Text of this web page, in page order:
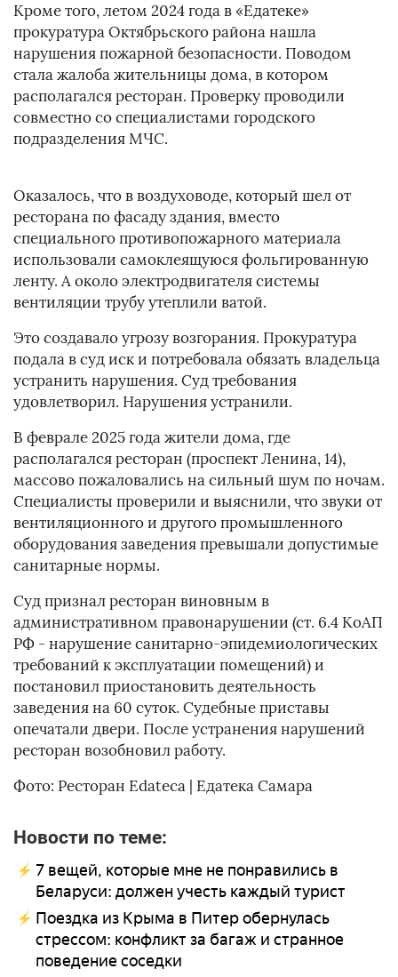
Кроме того, летом 2024 года в «Едатеке»
прокуратура Октябрьского района нашла
нарушения пожарной безопасности. Поводом
стала жалоба жительницы дома, в котором
располагался ресторан. Проверку проводили
совместно со специалистами городского
подразделения МЧС.
Оказалось, что в воздуховоде, который шел от
ресторана по фасаду здания, вместо
специального противопожарного материала
использовали самоклеящуюся фольгированную
ленту. А около электродвигателя системы
вентиляции трубу утеплили ватой.
Это создавало угрозу возгорания. Прокуратура
подала в суд иск и потребовала обязать владельца
устранить нарушения. Суд требования
удовлетворил. Нарушения устранили.
В феврале 2025 года жители дома, где
располагался ресторан (проспект Ленина, 14),
массово пожаловались на сильный шум по ночам.
Специалисты проверили и выяснили, что звуки от
вентиляционного и другого промышленного
оборудования заведения превышали допустимые
санитарные нормы.
Суд признал ресторан виновным в
административном правонарушении (ст. 6.4 КоАП
РФ - нарушение санитарно-эпидемиологических
требований к эксплуатации помещений) и
постановил приостановить деятельность
заведения на 60 суток. Судебные приставы
опечатали двери. После устранения нарушений
ресторан возобновил работу.
Фото: Ресторан Edateca | Едатека Самара
Новости по теме:
7 вещей, которые мне не понравились в
Беларуси: должен учесть каждый турист
Поездка из Крыма в Питер обернулась
стрессом: конфликт за багаж и странное
поведение соседки